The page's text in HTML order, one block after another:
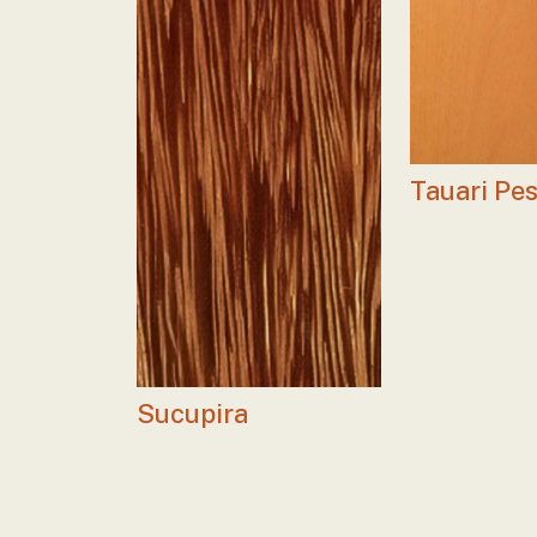
Sucupira
Tauari